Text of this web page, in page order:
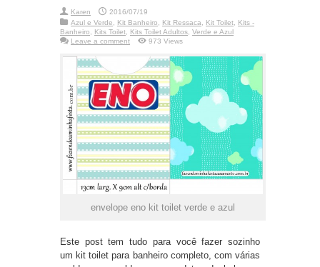
Karen
2016/07/19
Azul e Verde
Kit Banheiro Kit Ressaca Kit Toilet
Kits -
Banheiro
Kits Toilet Kits Toilet Adultos Verde e Azul
Leave a comment
973 Views
envelope eno kit toilet verde e azul
Este post tem tudo para você fazer sozinho
um kit toilet para banheiro completo, com várias